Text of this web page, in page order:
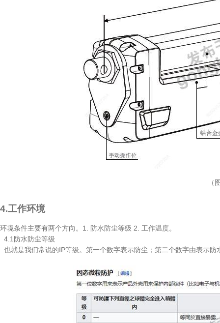
（
4.工作环境
环境条件主要有两个方向。1. 防水防尘等级 2. 工作温度。
4.1 防水防尘等级
也就是我们常说的IP等级。第一个数字表示防尘；第二个数字由表示